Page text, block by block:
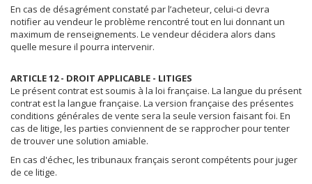
En cas de désagrément constaté par l’acheteur, celui-ci devra
notifier au vendeur le problème rencontré tout en lui donnant un
maximum de renseignements. Le vendeur décidera alors dans
quelle mesure il pourra intervenir.
ARTICLE 12 - DROIT APPLICABLE - LITIGES
Le présent contrat est soumis à la loi française. La langue du présent
contrat est la langue française. La version française des présentes
conditions générales de vente sera la seule version faisant foi. En
cas de litige, les parties conviennent de se rapprocher pour tenter
de trouver une solution amiable.
En cas d'échec, les tribunaux français seront compétents pour juger
de ce litige.